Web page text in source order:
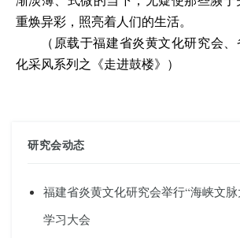
重焕异彩，照亮着人们的生活。
（ 原载于福建省炎黄文化研究会、
化采风系列之
《走进鼓楼》 ）
研究会动态
福建省炎黄文化研究会举行“海峡文
学习大会